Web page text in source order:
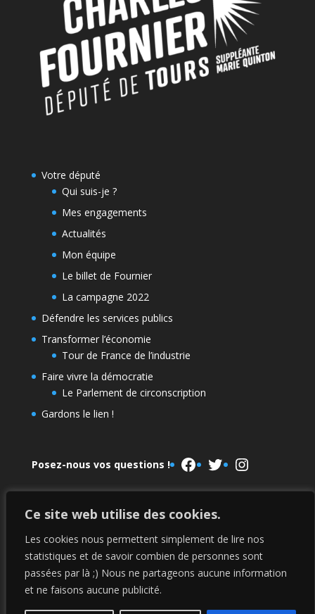
Ce site web utilise des cookies.
Les cookies nous permettent simplement de lire nos
statistiques et de savoir combien de personnes sont
passées par là ;) Nous ne partageons aucune information
et ne faisons aucune publicité.
Votre député
Qui suis-je ?
Mes engagements
Actualités
Mon équipe
Le billet de Fournier
La campagne 2022
Défendre les services publics
Transformer l’économie
Tour de France de l’industrie
Faire vivre la démocratie
Le Parlement de circonscription
Gardons le lien !
Posez-nous vos questions ! Facebook
TwitterInstagram
Le Parlement de la NUPES La campagne 2022
Mentions légales